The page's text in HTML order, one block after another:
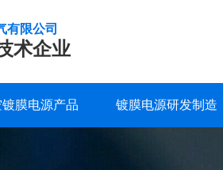
有限公司
术企业
膜电源产品 镀膜电源研发制造